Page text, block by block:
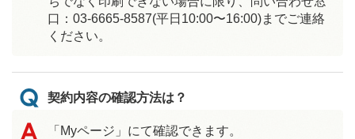
口：03-6665-8587(平日10:00〜16:00)までご連絡
ください。
契約内容の確認方法は？
「Myページ」にて確認できます。